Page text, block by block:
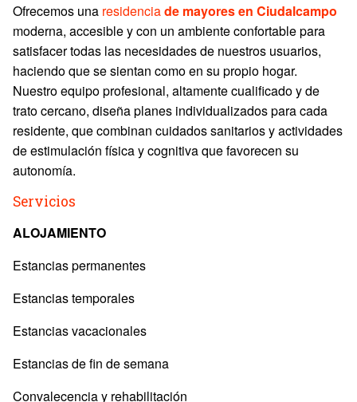
Ofrecemos una residenciade mayores en Ciudalcampo
moderna, accesible y con un ambiente confortable para
satisfacer todas las necesidades de nuestros usuarios,
haciendo que se sientan como en su propio hogar.
Nuestro equipo profesional, altamente cualificado y de
trato cercano, diseña planes individualizados para cada
residente, que combinan cuidados sanitarios y actividades
de estimulación física y cognitiva que favorecen su
autonomía.
Servicios
ALOJAMIENTO
Estancias permanentes
Estancias temporales
Estancias vacacionales
Estancias de fin de semana
Convalecencia y rehabilitación